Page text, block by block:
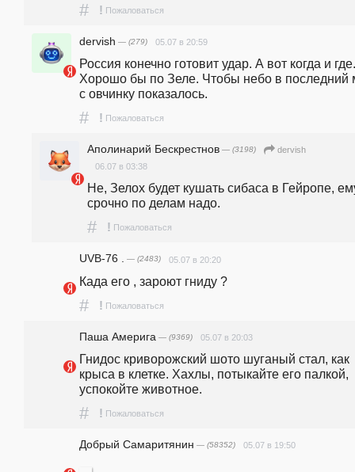
# ! Пожаловаться
dervish — (279) 05.07 в 20:59
Россия конечно готовит удар. А вот когда и где.
Хорошо бы по Зеле. Чтобы небо в последний
с овчинку показалось.
# ! Пожаловаться
Аполинарий Бескрестнов — (3198)
dervish
06.07 в 03:38
Не, Зелох будет кушать сибаса в Гейропе,
срочно по делам надо.
# ! Пожаловаться
UVB-76 . — (2483) 05.07 в 20:20
Када его , зароют гниду ?
# ! Пожаловаться
Паша Америга — (9369) 05.07 в 20:03
Гнидос криворожский шото шуганый стал, как
крыса в клетке. Хахлы, потыкайте его палкой,
успокойте животное.
# ! Пожаловаться
Добрый Самаритянин — (58352) 05.07 в 19:50